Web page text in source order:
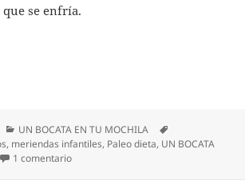
se enfría.
Categorías
UN BOCATA EN TU MOCHILA
, meriendas infantiles, Paleo dieta, UN BOCATA
1 comentarioen Bocata de rulo de pavo con